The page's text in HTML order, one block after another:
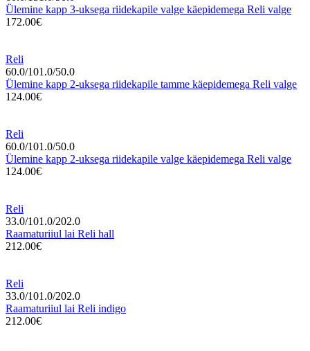
Ülemine kapp 3-uksega riidekapile valge käepidemega Reli valge
172.00€
Reli
60.0/101.0/50.0
Ülemine kapp 2-uksega riidekapile tamme käepidemega Reli valge
124.00€
Reli
60.0/101.0/50.0
Ülemine kapp 2-uksega riidekapile valge käepidemega Reli valge
124.00€
Reli
33.0/101.0/202.0
Raamaturiiul lai Reli hall
212.00€
Reli
33.0/101.0/202.0
Raamaturiiul lai Reli indigo
212.00€